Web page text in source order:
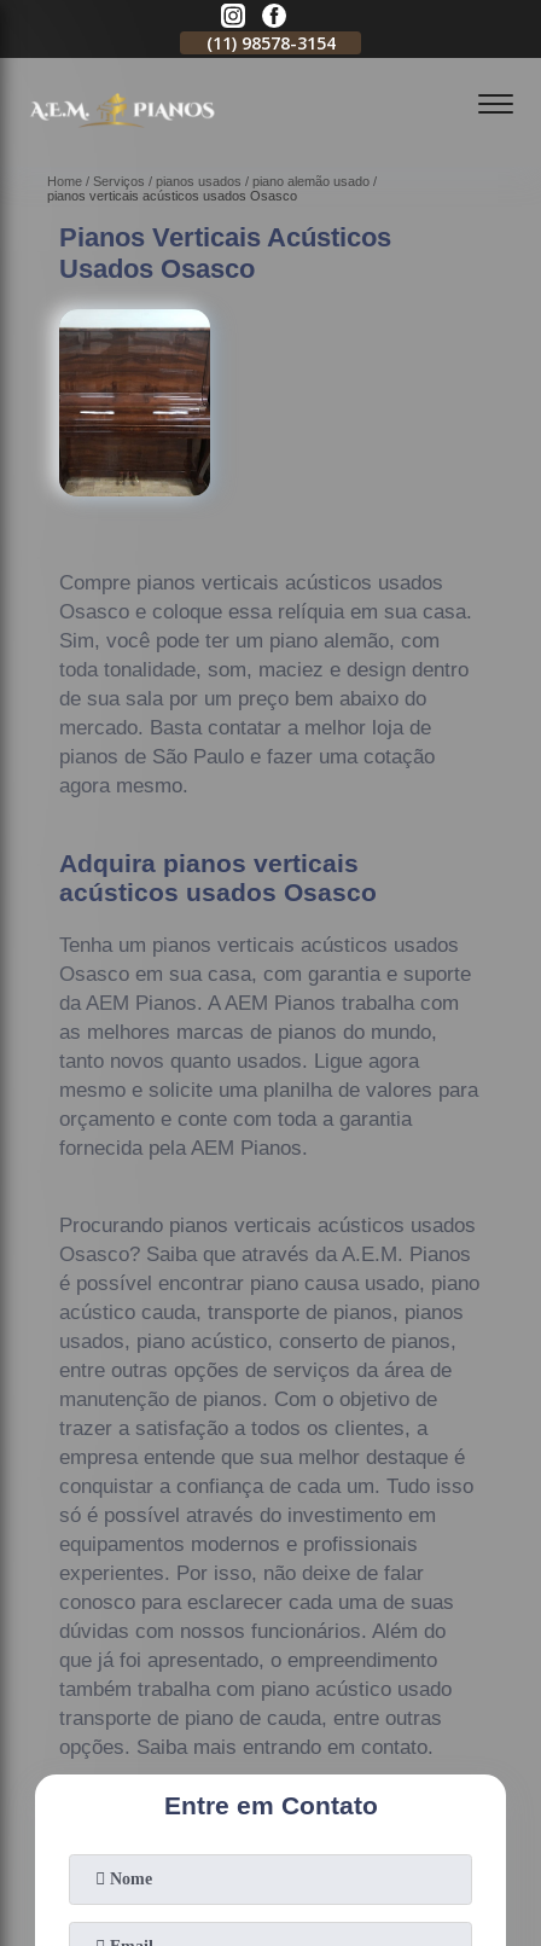
(11) 98578-3154
Home Serviços pianos usados
piano alemão usado
pianos verticais acústicos usados Osasco
Pianos Verticais Acústicos
Usados Osasco
Compre pianos verticais acústicos usados
Osasco e coloque essa relíquia em sua casa.
Sim, você pode ter um piano alemão, com
toda tonalidade, som, maciez e design dentro
de sua sala por um preço bem abaixo do
mercado. Basta contatar a melhor loja de
pianos de São Paulo e fazer uma cotação
agora mesmo.
Adquira pianos verticais
acústicos usados Osasco
Tenha um pianos verticais acústicos usados
Osasco em sua casa, com garantia e suporte
da AEM Pianos. A AEM Pianos trabalha com
as melhores marcas de pianos do mundo,
tanto novos quanto usados. Ligue agora
mesmo e solicite uma planilha de valores para
orçamento e conte com toda a garantia
fornecida pela AEM Pianos.
Procurando pianos verticais acústicos usados
Osasco? Saiba que através da A.E.M. Pianos
é possível encontrar piano causa usado, piano
acústico cauda, transporte de pianos, pianos
usados, piano acústico, conserto de pianos,
entre outras opções de serviços da área de
manutenção de pianos. Com o objetivo de
trazer a satisfação a todos os clientes, a
empresa entende que sua melhor destaque é
conquistar a confiança de cada um. Tudo isso
só é possível através do investimento em
equipamentos modernos e profissionais
experientes. Por isso, não deixe de falar
conosco para esclarecer cada uma de suas
dúvidas com nossos funcionários. Além do
que já foi apresentado, o empreendimento
também trabalha com piano acústico usado
transporte de piano de cauda, entre outras
opções. Saiba mais entrando em contato.
Entre em Contato